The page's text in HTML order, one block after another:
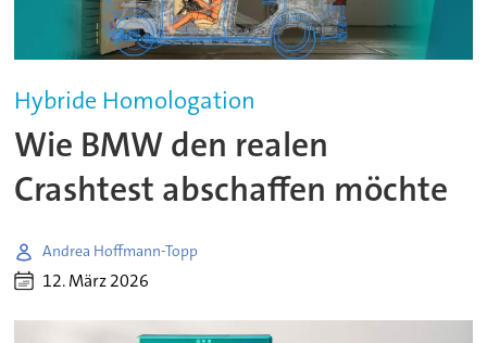
Hybride Homologation
Wie BMW den realen
Crashtest abschaffen möchte
Andrea Hoffmann-Topp
12. März 2026